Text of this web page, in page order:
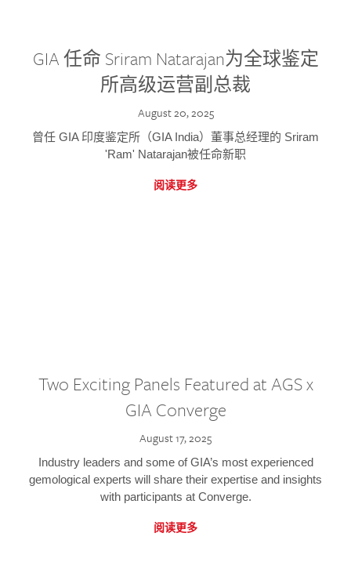
GIA 任命 Sriram Natarajan为全球鉴定
所高级运营副总裁
August 20, 2025
曾任 GIA 印度鉴定所（GIA India）董事总经理的 Sriram
'Ram' Natarajan被任命新职
阅读更多
Two Exciting Panels Featured at AGS x
GIA Converge
August 17, 2025
Industry leaders and some of GIA’s most experienced
gemological experts will share their expertise and insights
with participants at Converge.
阅读更多